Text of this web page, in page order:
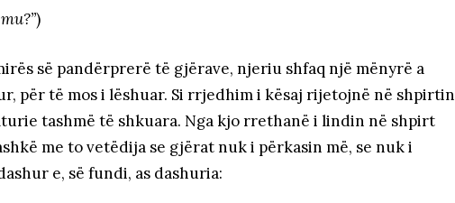
)
së pandërprerë të gjërave, njeriu shfaq një mënyrë a
për të mos i lëshuar. Si rrjedhim i kësaj rijetojnë në shpirtin
tashmë të shkuara. Nga kjo rrethanë i lindin në shpirt
me to vetëdija se gjërat nuk i përkasin më, se nuk i
e, së fundi, as dashuria: